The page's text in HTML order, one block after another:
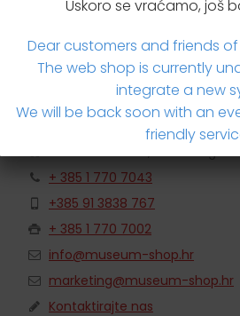
Travel Point Croatia
+ 385 1 770 7043
+385 91 3838 767
+ 385 1 770 7002
info@museum-shop.hr
marketing@museum-shop.hr
Kontaktirajte nas
Uskoro se vraćamo, još
Dear customers and friends
The web shop is currently
integrate a new
We will be back soon with an
friendly